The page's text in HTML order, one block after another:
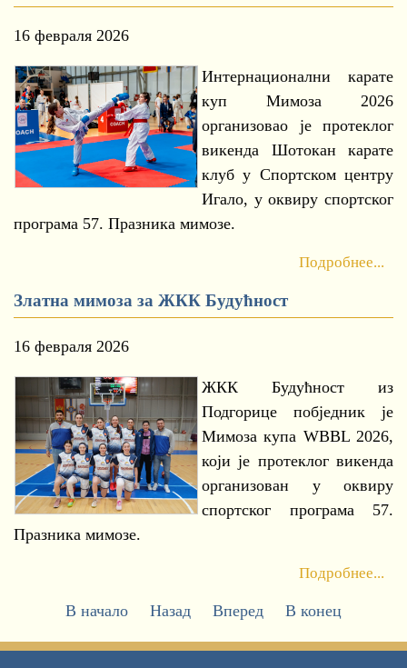
16 февраля 2026
Интернационални карате
куп Мимоза 2026
организовао је протеклог
викенда Шотокан карате
клуб у Спортском центру
Игало, у оквиру спортског
програма 57. Празника мимозе.
Подробнее...
Златна мимоза за ЖКК Будућност
16 февраля 2026
ЖКК Будућност из
Подгорице побједник је
Мимоза купа WBBL 2026,
који је протеклог викенда
организован у оквиру
спортског програма 57.
Празника мимозе.
Подробнее...
В начало Назад Вперед В конец